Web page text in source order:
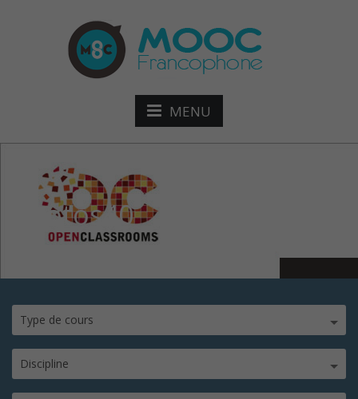
MENU
photos40
Type de cours
Discipline